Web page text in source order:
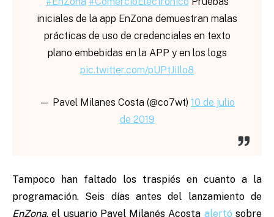
iniciales de la app EnZona demuestran malas
prácticas de uso de credenciales en texto
plano embebidas en la APP y en los logs
pic.twitter.com/pUPtJiIlo8
— Pavel Milanes Costa (@co7wt) 10 de julio
de 2019
Tampoco han faltado los traspiés en cuanto a la
programación. Seis días antes del lanzamiento de
EnZona, el usuario Pavel Milanés Acosta alertósobre